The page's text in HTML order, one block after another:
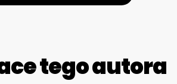
tego autora